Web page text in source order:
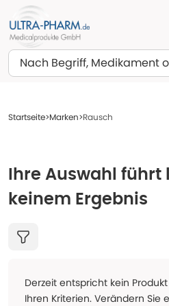
Suchen
Startseite Marken Rausch
Ihre Auswahl führt
keinem Ergebnis
Derzeit entspricht kein
Ihren Kriterien. Verändern Sie